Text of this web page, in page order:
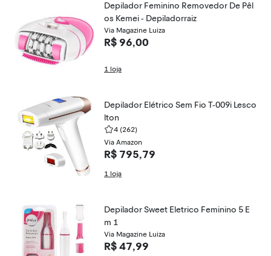
Depilador Feminino Removedor De Pêl
os Kemei - Depiladorraiz
Via Magazine Luiza
R$ 96,00
1 loja
Depilador Elétrico Sem Fio T-009i Lesco
lton
4 (262)
Via Amazon
R$ 795,79
1 loja
Depilador Sweet Eletrico Feminino 5 E
m 1
Via Magazine Luiza
R$ 47,99